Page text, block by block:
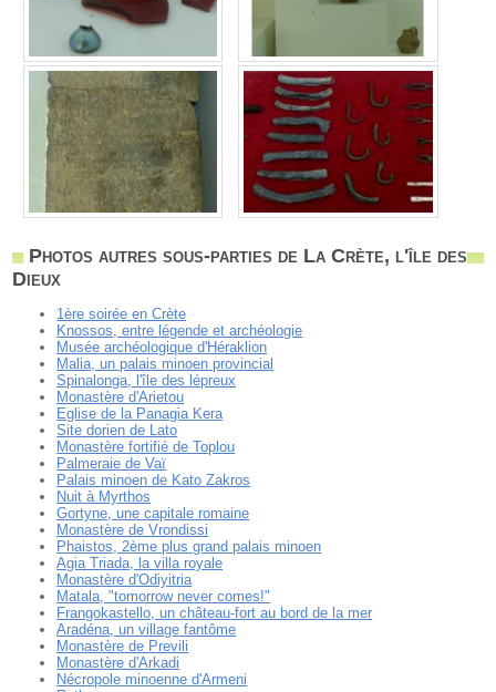
Photos autres sous-parties de La Crète, l'île des
Dieux
1ère soirée en Crète
Knossos, entre légende et archéologie
Musée archéologique d'Héraklion
Malia, un palais minoen provincial
Spinalonga, l'île des lépreux
Monastère d'Arietou
Eglise de la Panagia Kera
Site dorien de Lato
Monastère fortifié de Toplou
Palmeraie de Vaï
Palais minoen de Kato Zakros
Nuit à Myrthos
Gortyne, une capitale romaine
Monastère de Vrondissi
Phaistos, 2ème plus grand palais minoen
Agia Triada, la villa royale
Monastère d'Odiyitria
Matala, "tomorrow never comes!"
Frangokastello, un château-fort au bord de la mer
Aradéna, un village fantôme
Monastère de Previli
Monastère d'Arkadi
Nécropole minoenne d'Armeni